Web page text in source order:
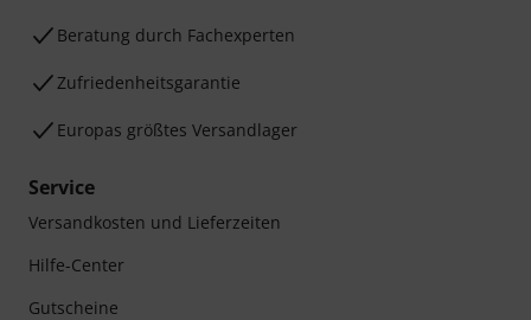
Beratung durch Fachexperten
Zufriedenheitsgarantie
Europas größtes Versandlager
Service
Versandkosten und Lieferzeiten
Hilfe-Center
Gutscheine